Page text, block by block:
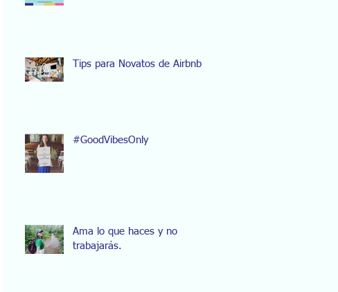
Tips para Novatos de Airbnb
#GoodVibesOnly
Ama lo que haces y no
trabajarás.